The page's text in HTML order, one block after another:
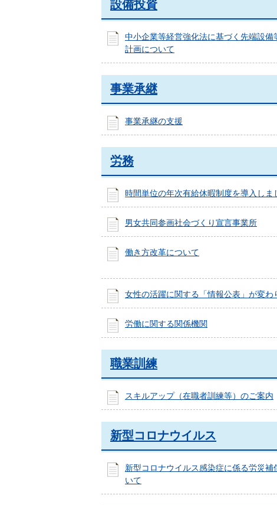
設備投資
中小企業等経営強化法に基づく先端設備
計画について
事業承継
事業承継の支援
労務
時間単位の年次有給休暇制度を導入しま
男女共同参画社会づくり宣言事業所
働き方改革について
女性の活躍に関する「情報公表」が変わ
労働に関する関係機関
職業訓練
スキルアップ（在職者訓練等）のご案内
新型コロナウイルス
新型コロナウイルス感染症に係る労災補
いて